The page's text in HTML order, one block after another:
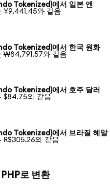
Tokenized)에서 일본 엔
¥9,441.45와 같음
Tokenized)에서 한국 원화
₩84,791.57와 같음
Tokenized)에서 호주 달러
$84.75와 같음
Tokenized)에서 브라질 헤알
R$305.26와 같음
로 변환